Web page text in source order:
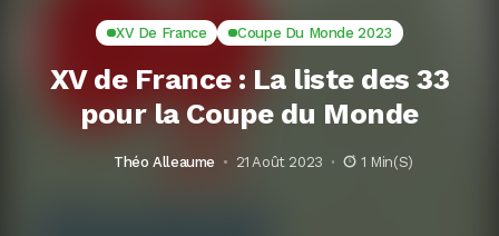
XV De France Coupe Du Monde 2023
XV de France : La liste des 33
pour la Coupe du Monde
Théo Alleaume 21 Août 2023 1 Min(s)